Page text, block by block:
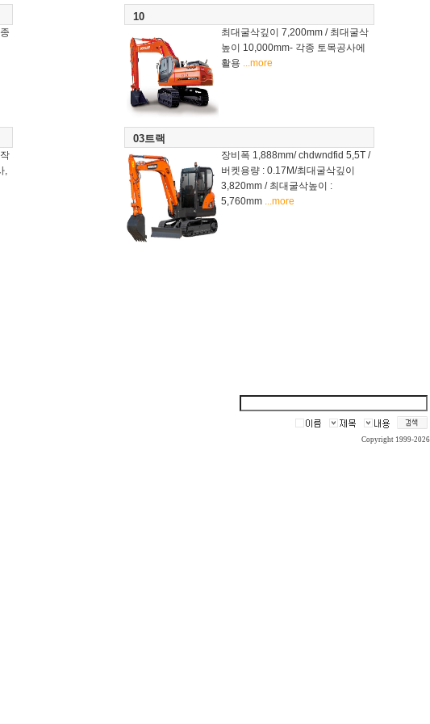
10
최대굴삭깊이 7,200mm / 최대굴삭
높이 10,000mm- 각종 토목공사에
활용 ...more
,
03트랙
장비폭 1,888mm/ chdwndfid 5,5T /
버켓용량 : 0.17M/최대굴삭깊이
3,820mm / 최대굴삭높이 :
5,760mm ...more
Copyright 1999-2026